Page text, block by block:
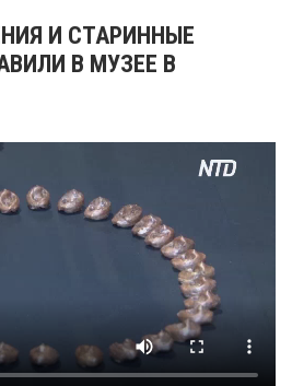
И СТАРИННЫЕ
В МУЗЕЕ В